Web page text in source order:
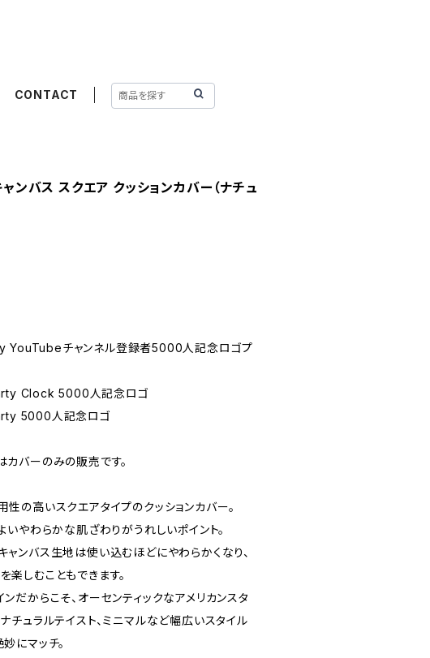
CONTACT
ンバス スクエア クッションカバー（ナチュ
チャンネル登録者5000人記念ロゴプ
Clock 5000人記念ロゴ
5000人記念ロゴ
バーのみの販売です。
性の高いスクエアタイプのクッションカバー。
やわらかな肌ざわりがうれしいポイント。
ャンバス生地は使い込むほどにやわらかくなり、
しむこともできます。
だからこそ、オーセンティックなアメリカンスタ
チュラルテイスト、ミニマルなど幅広いスタイル
にマッチ。